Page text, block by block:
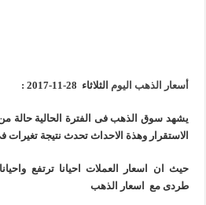
أسعار الذهب اليومالثلاثاء 28-11-2017 :
يشهد سوق الذهب فى الفترة الحالية حالة
الاستقرار وهذة الاحداث تحدث نتيجة
حيث ان اسعار العملات احيانا ترتفع
طردى مع اسعار الذهب